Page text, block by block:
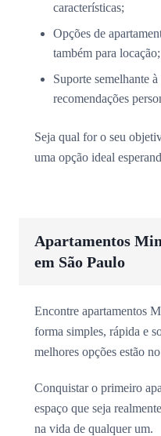
características;
Opções de
também para locação;
Suporte semelhante
recomendações
Seja qual for o seu
uma opção ideal
Apartamentos
em São Paulo
Encontre apartamentos
forma simples, rápida e
melhores opções estão
Conquistar o primeiro
espaço que seja
na vida de qualquer um.